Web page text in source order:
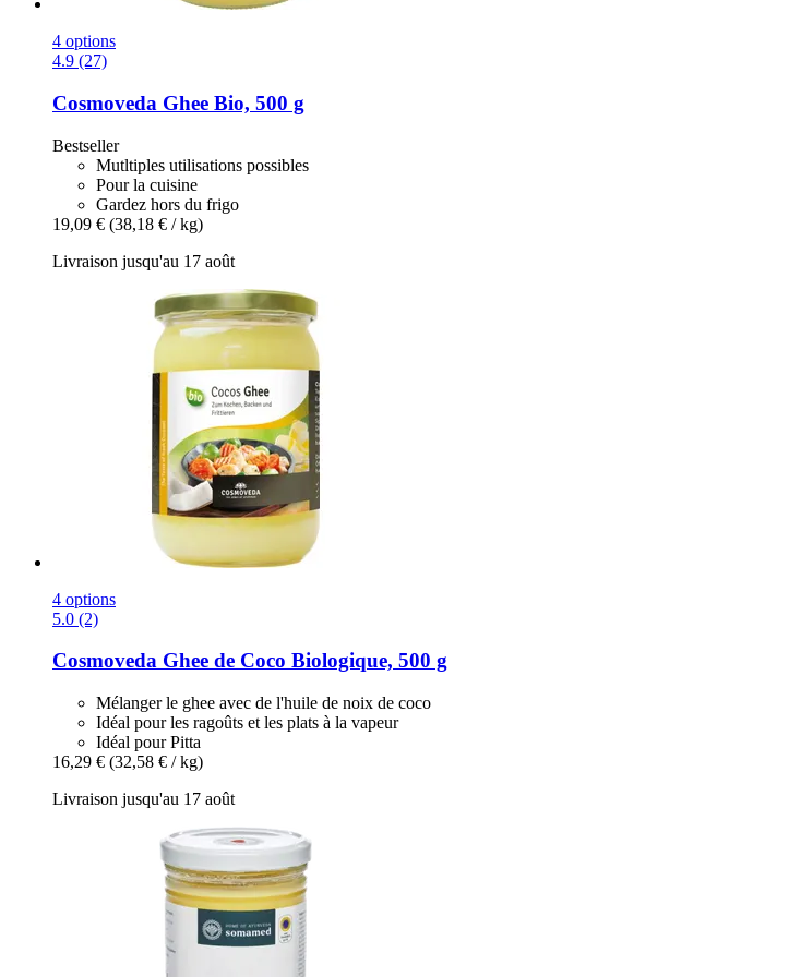
4 options
4.9 (27)
Cosmoveda Ghee Bio, 500 g
Bestseller
Mutltiples utilisations possibles
Pour la cuisine
Gardez hors du frigo
19,09 € (38,18 € / kg)
Livraison jusqu'au 17 août
4 options
5.0 (2)
Cosmoveda Ghee de Coco Biologique, 500 g
Mélanger le ghee avec de l'huile de noix de coco
Idéal pour les ragoûts et les plats à la vapeur
Idéal pour Pitta
16,29 € (32,58 € / kg)
Livraison jusqu'au 17 août